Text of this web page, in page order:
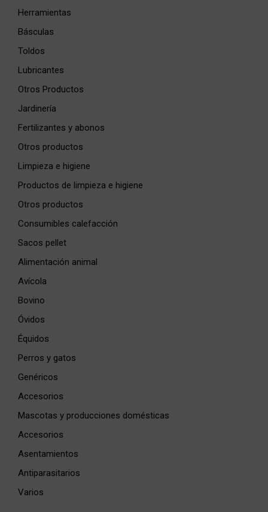
Herramientas
Básculas
Toldos
Lubricantes
Otros Productos
Jardinería
Fertilizantes y abonos
Otros productos
Limpieza e higiene
Productos de limpieza e higiene
Otros productos
Consumibles calefacción
Sacos pellet
Alimentación animal
Avícola
Bovino
Óvidos
Équidos
Perros y gatos
Genéricos
Accesorios
Mascotas y producciones domésticas
Accesorios
Asentamientos
Antiparasitarios
Varios